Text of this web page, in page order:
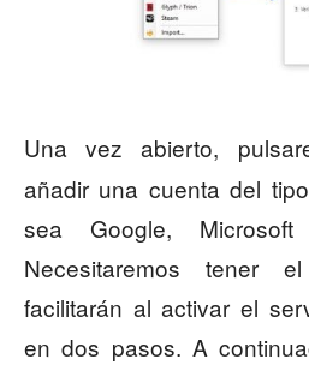
Una vez abierto,
añadir una cuenta del
sea Google,
Necesitaremos tener
facilitarán al activar el
en dos pasos. A